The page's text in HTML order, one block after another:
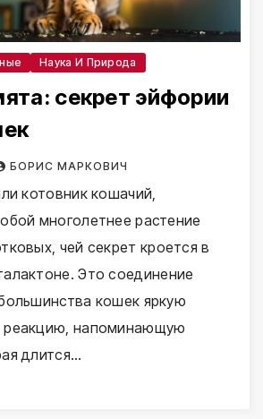
Наука И Природа
секрет эйфории
БОРИС МАРКОВИЧ
котовник кошачий,
многолетнее растение
чей секрет кроется в
Это соединение
кошек яркую
реакцию, напоминающую
длится…